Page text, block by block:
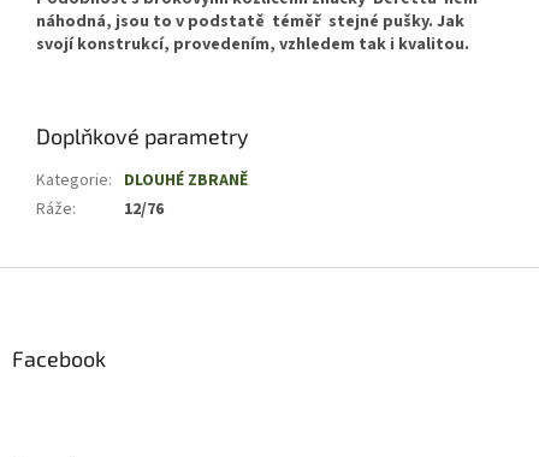
náhodná, jsou to v podstatě téměř stejné pušky. Jak
svojí konstrukcí, provedením, vzhledem tak i kvalitou.
Doplňkové parametry
Kategorie: DLOUHÉ ZBRANĚ
Ráže: 12/76
Facebook